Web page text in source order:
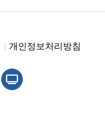
개인정보처리방침